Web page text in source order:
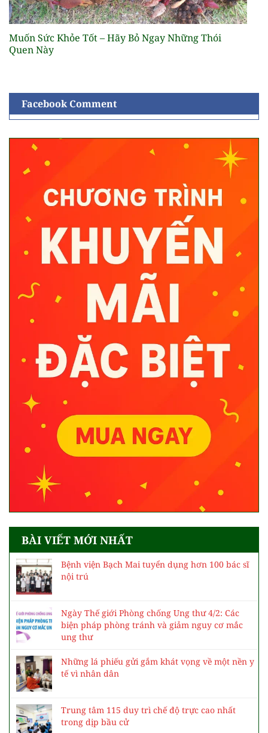
Muốn Sức Khỏe Tốt – Hãy Bỏ Ngay Những Thói
Quen Này
Facebook Comment
BÀI VIẾT MỚI NHẤT
Bệnh viện Bạch Mai tuyển dụng hơn 100 bác sĩ
nội trú
Ngày Thế giới Phòng chống Ung thư 4/2: Các
biện pháp phòng tránh và giảm nguy cơ mắc
ung thư
Những lá phiếu gửi gắm khát vọng về một nền y
tế vì nhân dân
Trung tâm 115 duy trì chế độ trực cao nhất
trong dịp bầu cử